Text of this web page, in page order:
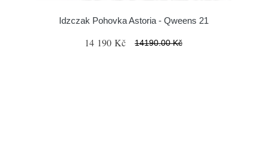
Idzczak Pohovka Astoria - Qweens 21
14 190 Kč 14190.00 Kč